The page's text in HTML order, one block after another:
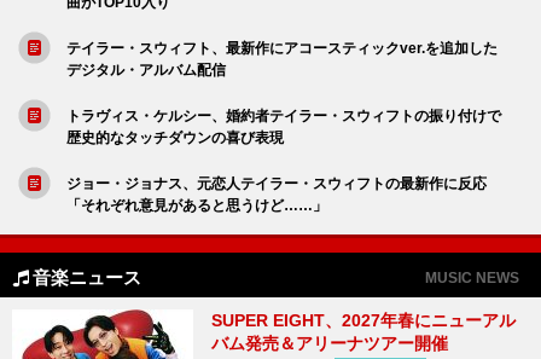
テイラー・スウィフト、最新作にアコースティックver.を追加した
デジタル・アルバム配信
トラヴィス・ケルシー、婚約者テイラー・スウィフトの振り付けで
歴史的なタッチダウンの喜び表現
ジョー・ジョナス、元恋人テイラー・スウィフトの最新作に反応
「それぞれ意見があると思うけど……」
音楽ニュース MUSIC NEWS
SUPER EIGHT、2027年春にニューアル
バム発売＆アリーナツアー開催